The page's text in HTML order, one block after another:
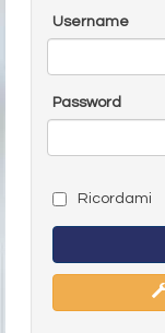
Username
Password
Ricordami